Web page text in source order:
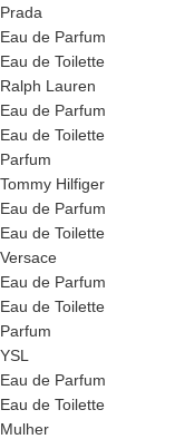
Prada
Eau de Parfum
Eau de Toilette
Ralph Lauren
Eau de Parfum
Eau de Toilette
Parfum
Tommy Hilfiger
Eau de Parfum
Eau de Toilette
Versace
Eau de Parfum
Eau de Toilette
Parfum
YSL
Eau de Parfum
Eau de Toilette
Mulher